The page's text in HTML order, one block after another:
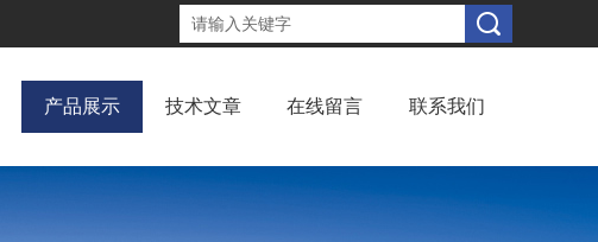
产品展示 技术文章 在线留言 联系我们